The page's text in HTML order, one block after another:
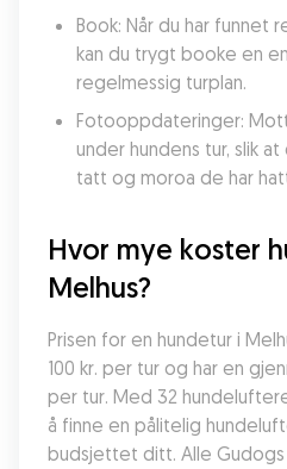
Book: Når du har funnet
kan du trygt booke en
regelmessig turplan.
Fotooppdateringer:
under hundens tur, slik
tatt og moroa de har
Hvor mye koster
Melhus?
Prisen for en hundetur i
100 kr. per tur og har en
per tur. Med 32
å finne en pålitelig
budsjettet ditt. Alle